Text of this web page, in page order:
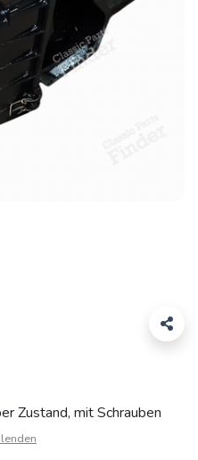
Zustand, mit Schrauben